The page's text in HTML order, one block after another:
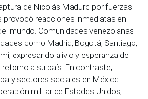
de Nicolás Maduro por fuerzas
provocó reacciones inmediatas en
mundo. Comunidades venezolanas
como Madrid, Bogotá, Santiago,
expresando alivio y esperanza de
a su país. En contraste,
y sectores sociales en México
militar de Estados Unidos,